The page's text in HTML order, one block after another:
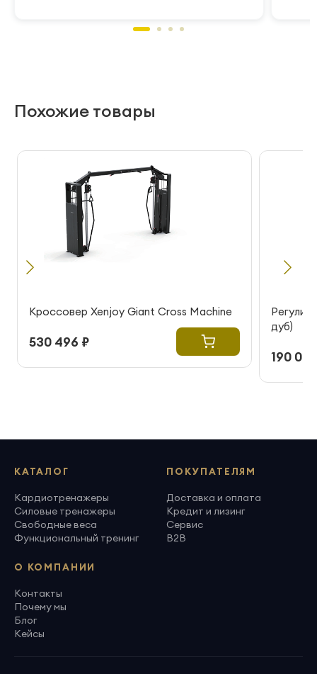
Похожие товары
Кроссовер Xenjoy Giant Cross Machine
530 496 ₽
дуб)
190
КАТАЛОГ
Кардиотренажеры
Силовые тренажеры
Свободные веса
Функциональный тренинг
ПОКУПАТЕЛЯМ
Доставка и оплата
Кредит и лизинг
Сервис
B2B
О КОМПАНИИ
Контакты
Почему мы
Блог
Кейсы